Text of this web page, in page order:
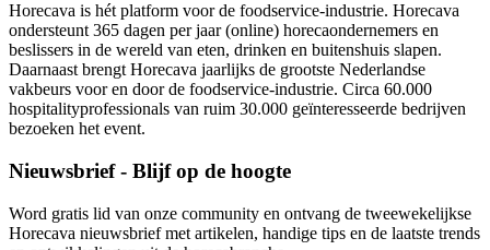
Horecava is hét platform voor de foodservice-industrie. Horecava
ondersteunt 365 dagen per jaar (online) horecaondernemers en
beslissers in de wereld van eten, drinken en buitenshuis slapen.
Daarnaast brengt Horecava jaarlijks de grootste Nederlandse
vakbeurs voor en door de foodservice-industrie. Circa 60.000
hospitalityprofessionals van ruim 30.000 geïnteresseerde bedrijven
bezoeken het event.
Nieuwsbrief - Blijf op de hoogte
Word gratis lid van onze community en ontvang de tweewekelijkse
Horecava nieuwsbrief met artikelen, handige tips en de laatste trends